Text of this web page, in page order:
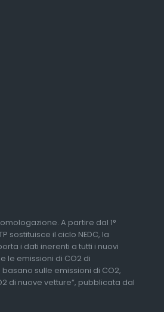
A partire dal 1°
sostituisce il ciclo NEDC, la
i dati inerenti a tutti i nuovi
le emissioni di CO2 di
sulle emissioni di CO2,
di nuove vetture”, pubblicata dal